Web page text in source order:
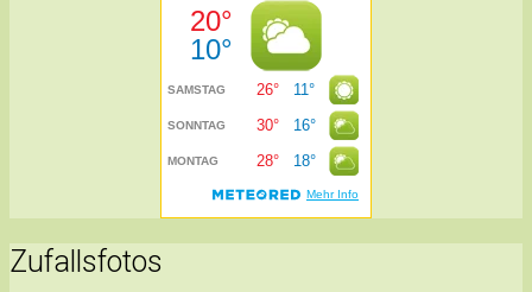
Zufallsfotos